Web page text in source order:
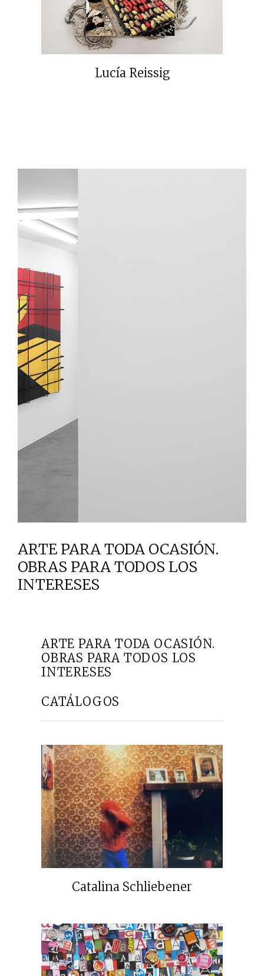
Lucía Reissig
ARTE PARA TODA OCASIÓN.
OBRAS PARA TODOS LOS
INTERESES
ARTE PARA TODA OCASIÓN.
OBRAS PARA TODOS LOS
INTERESES
CATÁLOGOS
Catalina Schliebener